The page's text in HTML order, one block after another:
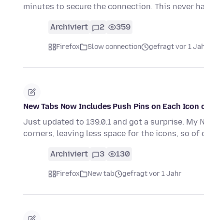
minutes to secure the connection. This never
Archiviert 2 359
Firefox Slow connection gefragt vor 1
New Tabs Now Includes Push Pins on Each Icon
Just updated to 139.0.1 and got a surprise. My
corners, leaving less space for the icons, so of
Archiviert 3 130
Firefox New tab gefragt vor 1 Jahr